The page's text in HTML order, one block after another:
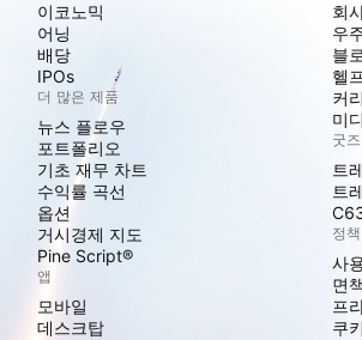
이코노믹
어닝
배당
IPOs
더 많은 제품
뉴스 플로우
포트폴리오
기초 재무 차트
수익률 곡선
옵션
거시경제 지도
Pine Script®
앱
모바일
데스크탑
회
우
블
헬
커
미
굿즈
트
트
정
사
면
프
쿠